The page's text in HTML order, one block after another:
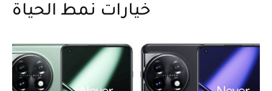
خيارات نمط الحياة